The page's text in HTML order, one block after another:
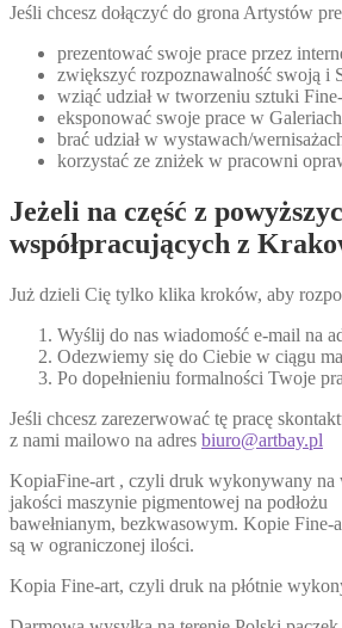
Jeśli chcesz dołączyć do grona Artystów
prezentować swoje prace przez
zwiększyć rozpoznawalność swoją i
wziąć udział w tworzeniu sztuki
eksponować swoje prace w
brać udział w wystawach/
korzystać ze zniżek w pracowni
Jeżeli na część z
współpracujących z
Już dzieli Cię tylko klika kroków, aby
Wyślij do nas wiadomość e-mail na
Odezwiemy się do Ciebie w ciągu
Po dopełnieniu formalności Twoje
Jeśli chcesz zarezerwować tę pracę
z nami mailowo na adres biuro@artbay.pl
KopiaFine-art , czyli druk wykonywany na
jakości maszynie pigmentowej na podłożu
bawełnianym, bezkwasowym. Kopie Fine-
są w ograniczonej ilości.
Kopia Fine-art, czyli druk na płótnie